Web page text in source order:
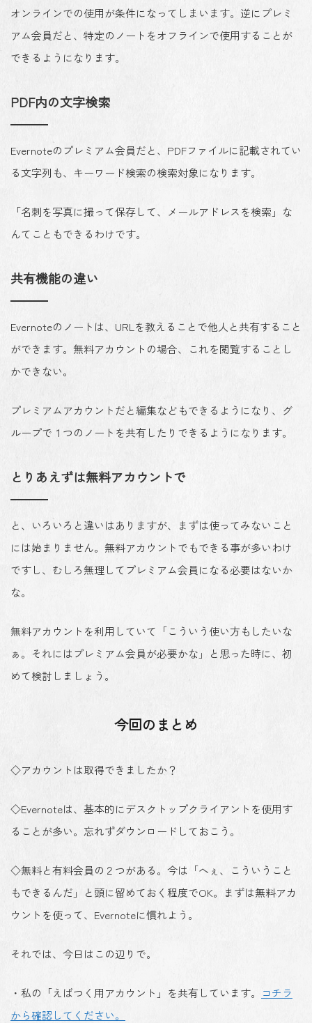
オンラインでの使用が条件になってしまいます。逆にプレミ
アム会員だと、特定のノートをオフラインで使用することが
できるようになります。
PDF内の文字検索
Evernoteのプレミアム会員だと、PDFファイルに記載されてい
る文字列も、キーワード検索の検索対象になります。
「名刺を写真に撮って保存して、メールアドレスを検索」な
んてこともできるわけです。
共有機能の違い
Evernoteのノートは、URLを教えることで他人と共有すること
ができます。無料アカウントの場合、これを閲覧することし
かできない。
プレミアムアカウントだと編集などもできるようになり、グ
ループで１つのノートを共有したりできるようになります。
とりあえずは無料アカウントで
と、いろいろと違いはありますが、まずは使ってみないこと
には始まりません。無料アカウントでもできる事が多いわけ
ですし、むしろ無理してプレミアム会員になる必要はないか
な。
無料アカウントを利用していて「こういう使い方もしたいな
ぁ。それにはプレミアム会員が必要かな」と思った時に、初
めて検討しましょう。
今回のまとめ
◇アカウントは取得できましたか？
◇Evernoteは、基本的にデスクトップクライアントを使用す
ることが多い。忘れずダウンロードしておこう。
◇無料と有料会員の２つがある。今は「へぇ、こういうこと
もできるんだ」と頭に留めておく程度でOK。まずは無料アカ
ウントを使って、Evernoteに慣れよう。
それでは、今日はこの辺りで。
・私の「えばつく用アカウント」を共有しています。
コチラ
から確認してください。